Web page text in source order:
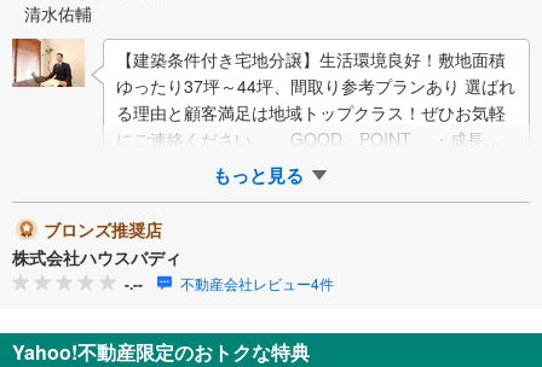
清水佑輔
【建築条件付き宅地分譲】生活環境良好！敷地面積
ゆったり37坪～44坪、間取り参考プランあり 選ばれ
る理由と顧客満足は地域トップクラス！ぜひお気軽
にご連絡ください。 GOOD POINT ・成長に
合わせた間取りや収納が叶う、建築…
もっと見る
ブロンズ推奨店
株式会社ハウスバディ
-.-- 不動産会社レビュー4件
Yahoo!不動産限定のおトクな特典